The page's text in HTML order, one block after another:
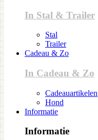
In Stal & Trailer
Stal
Trailer
Cadeau & Zo
In Cadeau & Zo
Cadeauartikelen
Hond
Informatie
Informatie